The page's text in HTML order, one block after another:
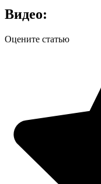
Видео:
Оцените статью